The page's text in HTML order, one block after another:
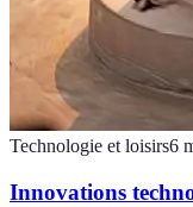
Technologie et loisirs6
Innovations